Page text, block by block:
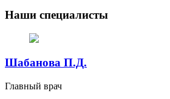
Наши специалисты
Шабанова П.Д.
Главный врач